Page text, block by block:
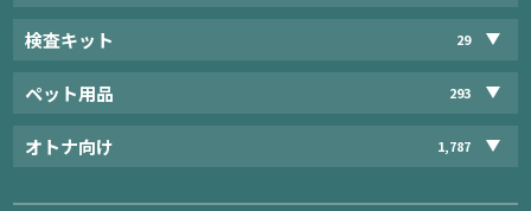
検査キット 29
ペット用品 293
オトナ向け 1,787